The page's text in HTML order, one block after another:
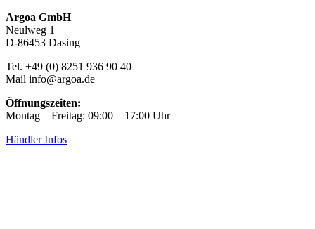
Argoa GmbH
Neulweg 1
D-86453 Dasing
Tel. +49 (0) 8251 936 90 40
Mail info@argoa.de
Öffnungszeiten:
Montag – Freitag: 09:00 – 17:00 Uhr
Händler Infos